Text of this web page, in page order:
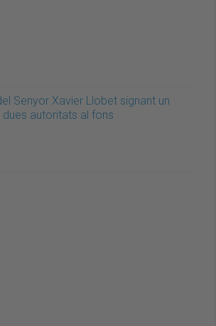
Senyor Xavier Llobet signant un
dues autoritats al fons